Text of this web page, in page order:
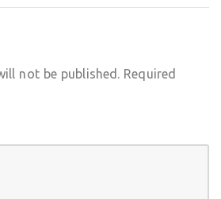
not be published. Required